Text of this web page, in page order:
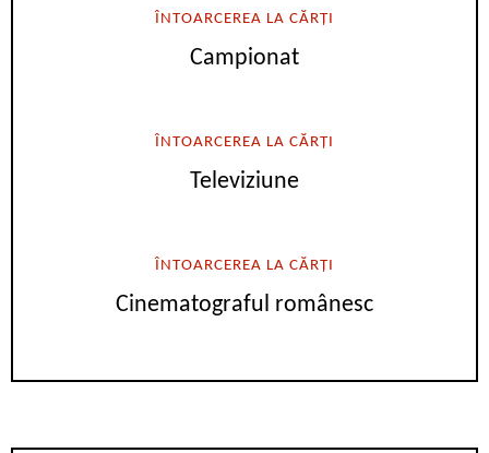
ÎNTOARCEREA LA CĂRȚI
Campionat
ÎNTOARCEREA LA CĂRȚI
Televiziune
ÎNTOARCEREA LA CĂRȚI
Cinematograful românesc